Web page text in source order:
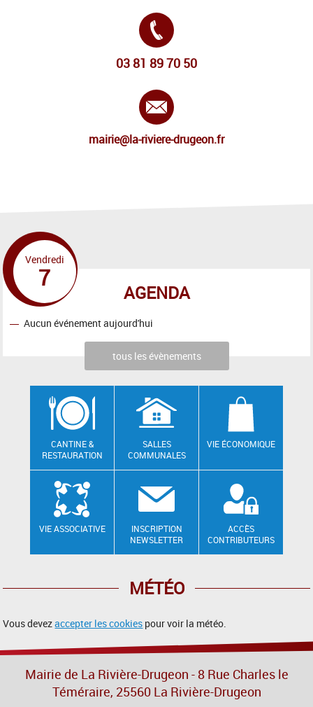
03 81 89 70 50
mairie@la-riviere-drugeon.fr
AGENDA
Vendredi
7
Aucun événement aujourd'hui
tous les évènements
CANTINE &
RESTAURATION
SALLES
COMMUNALES
VIE ÉCONOMIQUE
VIE ASSOCIATIVE
INSCRIPTION
NEWSLETTER
ACCÈS
CONTRIBUTEURS
MÉTÉO
Vous devezaccepter les cookies pour voir la météo.
Mairie de La Rivière-Drugeon - 8 Rue Charles le
Téméraire, 25560 La Rivière-Drugeon